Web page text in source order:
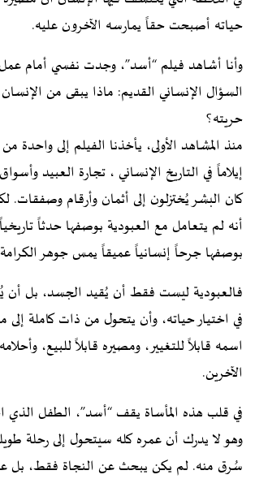
حياته أصبحت حقاً يمارسه الآخرون عليه.
وأنا أشاهد فيلم “أسد”، وجدت نفسي أمام
السؤال الإنساني القديم: ماذا يبقى من
حريته؟
منذ المشاهد الأولى، يأخذنا الفيلم إلى واحدة
إيلاماً في التاريخ الإنساني ، تجارة العبيد
كان البشر يُختزلون إلى أثمان وأرقام وصفقات.
أنه لم يتعامل مع العبودية بوصفها حدثاً
بوصفها جرحاً إنسانياً عميقاً يمس جوهر
فالعبودية ليست فقط أن يُقيد الجسد، بل أن
في اختيار حياته، وأن يتحول من ذات كاملة
اسمه قابلاً للتغيير، ومصيره قابلاً للبيع،
الآخرين.
في قلب هذه المأساة يقف “أسد”، الطفل
وهو لا يدرك أن عمره كله سيتحول إلى رحلة
سُرق منه. لم يكن يبحث عن النجاة فقط، بل